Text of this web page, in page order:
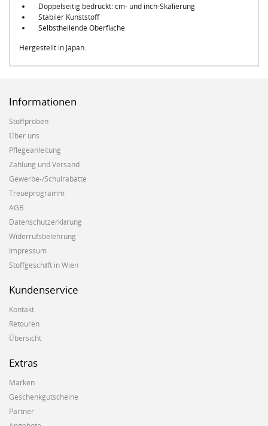
Doppelseitig bedruckt: cm- und inch-Skalierung
Stabiler Kunststoff
Selbstheilende Oberfläche
Hergestellt in Japan.
Informationen
Stoffproben
Über uns
Pflegeanleitung
Zahlung und Versand
Gewerbe-/Schulrabatte
Treueprogramm
AGB
Datenschutzerklärung
Widerrufsbelehrung
Impressum
Stoffgeschäft in Wien
Kundenservice
Kontakt
Retouren
Übersicht
Extras
Marken
Geschenkgutscheine
Partner